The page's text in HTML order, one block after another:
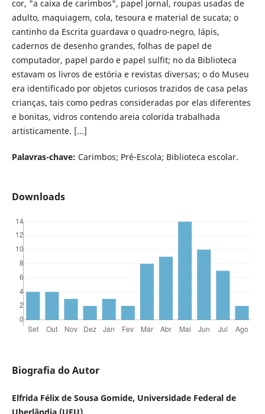
cor, "a caixa de carimbos", papel jornal, roupas usadas de
adulto, maquiagem, cola, tesoura e material de sucata; o
cantinho da Escrita guardava o quadro-negro, lápis,
cadernos de desenho grandes, folhas de papel de
computador, papel pardo e papel sulfit; no da Biblioteca
estavam os livros de estória e revistas diversas; o do Museu
era identificado por objetos curiosos trazidos de casa pelas
crianças, tais como pedras consideradas por elas diferentes
e bonitas, vidros contendo areia colorida trabalhada
artisticamente. [...]
Palavras-chave: Carimbos; Pré-Escola; Biblioteca escolar.
Downloads
Biografia do Autor
Elfrida Félix de Sousa Gomide, Universidade Federal de